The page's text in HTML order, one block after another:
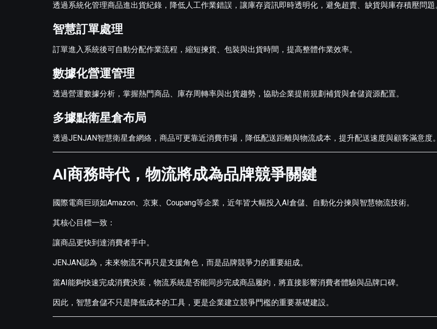
透過系統化管理商品進出貨紀錄，降低人工作業錯誤，讓庫存資訊即時透明化，避免超賣、缺貨與庫存積壓問題
智慧訂單處理
訂單進入系統後可自動分配作業流程，縮短揀貨、包裝與出貨時間，提高整體作業效率。
數據化營運管理
透過營運數據分析，掌握熱門商品、庫存周轉率與出貨趨勢，協助企業提前規劃補貨與倉儲資源配置。
多據點衛星倉布局
透過JENJAN智慧衛星倉網絡，商品可更靠近消費市場，降低配送距離與物流成本，提升配送速度與顧客滿意度
AI商務時代，物流將成為品牌競爭關鍵
國際電商巨頭如Amazon、京東、Coupang等企業，近年皆大幅投入AI倉儲、自動化分揀與智慧物流技術。
其核心目標一致：
讓商品更快到達消費者手中。
JENJAN認為，未來物流不再只是支援角色，而是品牌競爭力的重要組成。
當AI能夠快速完成消費決策，物流系統是否能同步完成商品履約，將直接影響消費者體驗與品牌口碑。
因此，智慧倉儲不只是降低成本的工具，更是企業建立競爭門檻的重要基礎建設。